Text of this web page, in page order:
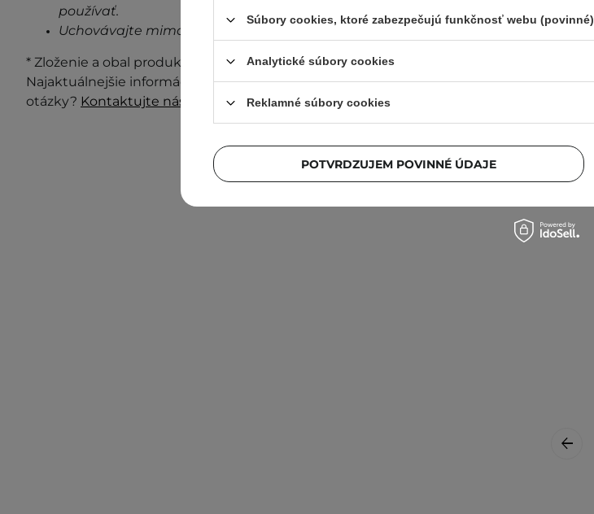
používať.
Uchovávajte mimo dosahu detí.
* Zloženie a obal produktu môžu byť aktualizované a mierne sa líšiť.
Najaktuálnejšie informácie vždy nájdete na obale produktu. Máte nejaké
otázky? Kontaktujte nás.
Súbory cookies, ktoré zabezpečujú funkčnosť webu (povinné)
Analytické súbory cookies
Reklamné súbory cookies
POTVRDZUJEM POVINNÉ ÚDAJE